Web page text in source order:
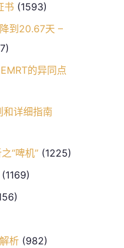
书 (1593)
到20.67天 –
的异同点
详细指南
“啤机” (1225)
(1169)
析 (982)